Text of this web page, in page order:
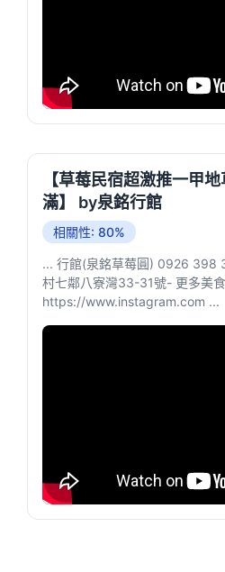
【草莓民宿超激推一甲
滿】 by泉銘行館
相關性: 80%
... 行館(泉銘草莓圓) 0926 398
村七鄰八寮灣33-31號- 更多美
https://www.instagram.com ...